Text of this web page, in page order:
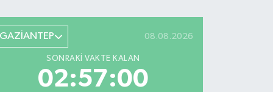
08.08.2026
SONRAKI VAKTE KALAN
02:57:00